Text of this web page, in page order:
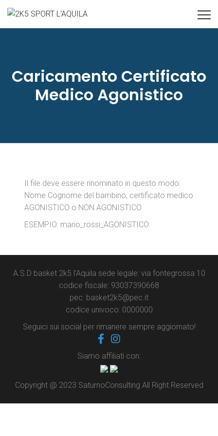
Caricamento Certificato
Medico Agonistico
Il file deve essere rinominato in questo modo:
Nome Cognome del bambino, certificato medico
AGONISTICO o NON AGONISTICO
ESEMPIO: mario_rossi_AGONISTICO
A.S.D basket 2k5 l’Aquila sede legale: via fontegrossa 10
codice fiscale: 93037390668
pec: basket2k5@pec.it
codice univoco: 0000000
Seguici sui social per rimanere sempre aggiornato!
Siamo affiliati con:
Copyright @ 2023 SaturnoConsulting All Right Reserved